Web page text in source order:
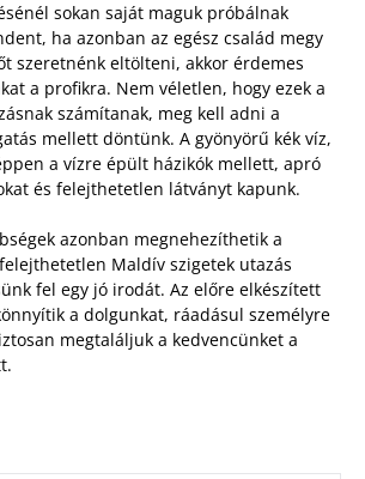
sokan saját maguk próbálnak
ha azonban az egész család megy
szeretnénk eltölteni, akkor érdemes
a profikra. Nem véletlen, hogy ezek a
számítanak, meg kell adni a
mellett döntünk. A gyönyörű kék víz,
a vízre épült házikók mellett, apró
és felejthetetlen látványt kapunk.
azonban megnehezíthetik a
Maldív szigetek utazás
fel egy jó irodát. Az előre elkészített
a dolgunkat, ráadásul személyre
megtaláljuk a kedvencünket a